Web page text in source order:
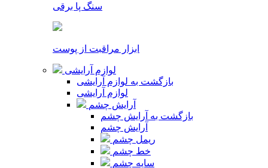
سنگ پا برقی
ابزار مراقبت از پوست
لوازم آرایشی
بازگشت به لوازم آرایشی
لوازم آرایشی
آرایش چشم
بازگشت به آرایش چشم
آرایش چشم
ریمل چشم
خط چشم
سایه چشم